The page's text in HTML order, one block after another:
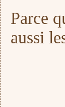
Parce
aussi